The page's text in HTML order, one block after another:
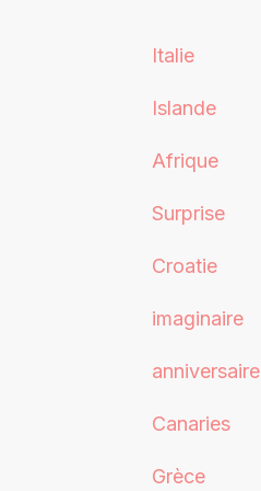
Italie
Islande
Afrique
Surprise
Croatie
imaginaire
anniversaire
Canaries
Grèce